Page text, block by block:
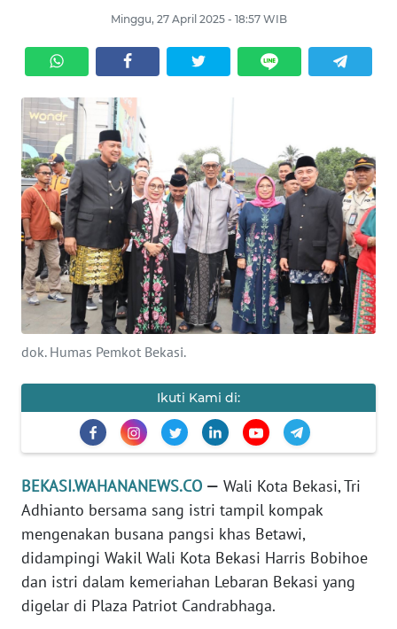
Minggu, 27 April 2025 - 18:57 WIB
dok. Humas Pemkot Bekasi.
Ikuti Kami di:
BEKASI.WAHANANEWS.CO — Wali Kota Bekasi, Tri
Adhianto bersama sang istri tampil kompak
mengenakan busana pangsi khas Betawi,
didampingi Wakil Wali Kota Bekasi Harris Bobihoe
dan istri dalam kemeriahan Lebaran Bekasi yang
digelar di Plaza Patriot Candrabhaga.
SERBI
OPINI
Informasi
INDEKS
BERITA
KONTAK
KAMI
INFO
IKLAN
SIBER
REDAKSI
KARIR